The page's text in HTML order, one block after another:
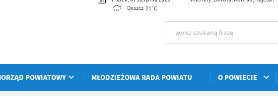
Deszcz 21°C
POWIATOWY MŁODZIEŻOWA RADA POWIATU O POWIECIE